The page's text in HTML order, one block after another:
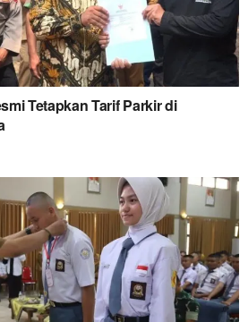
Tetapkan Tarif Parkir di